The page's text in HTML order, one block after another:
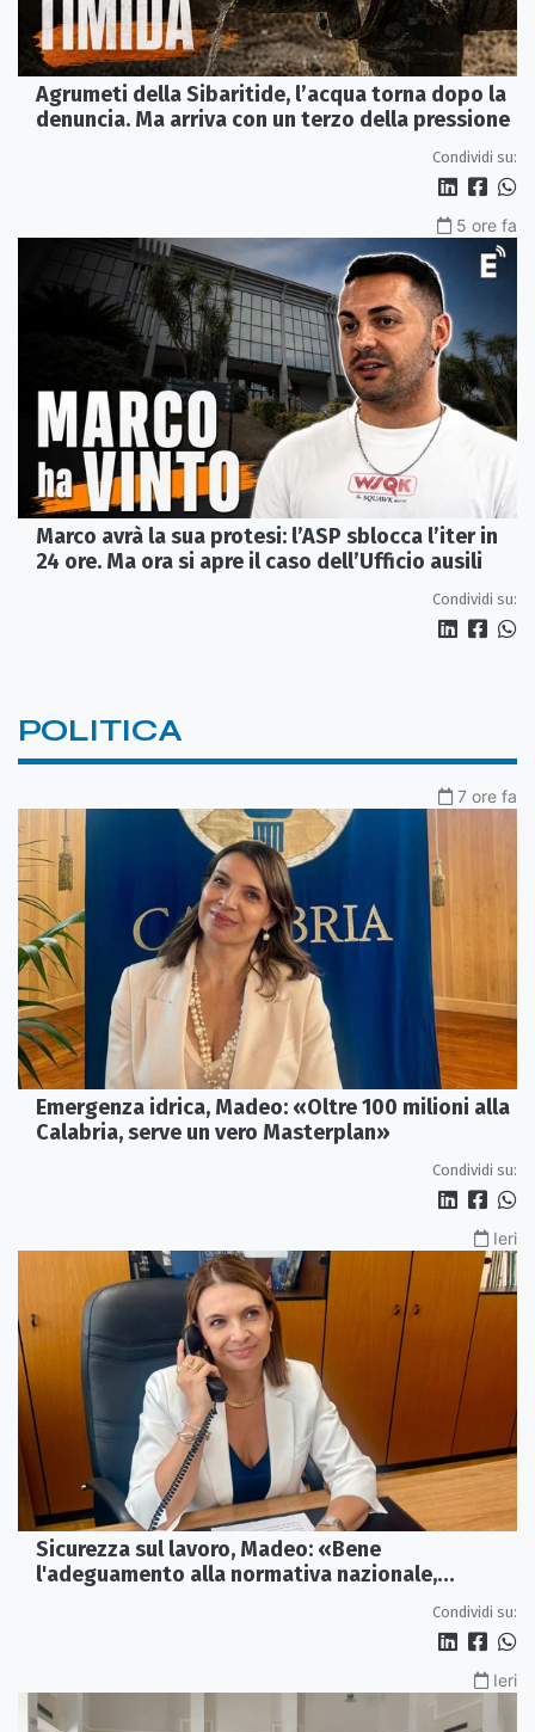
Agrumeti della Sibaritide, l’acqua torna dopo la
denuncia. Ma arriva con un terzo della pressione
Condividi su:
5 ore fa
Marco avrà la sua protesi: l’ASP sblocca l’iter in
24 ore. Ma ora si apre il caso dell’Ufficio ausili
Condividi su:
POLITICA
7 ore fa
Emergenza idrica, Madeo: «Oltre 100 milioni alla
Calabria, serve un vero Masterplan»
Condividi su:
Ieri
Sicurezza sul lavoro, Madeo: «Bene
l'adeguamento alla normativa nazionale,
Condividi su:
Ieri